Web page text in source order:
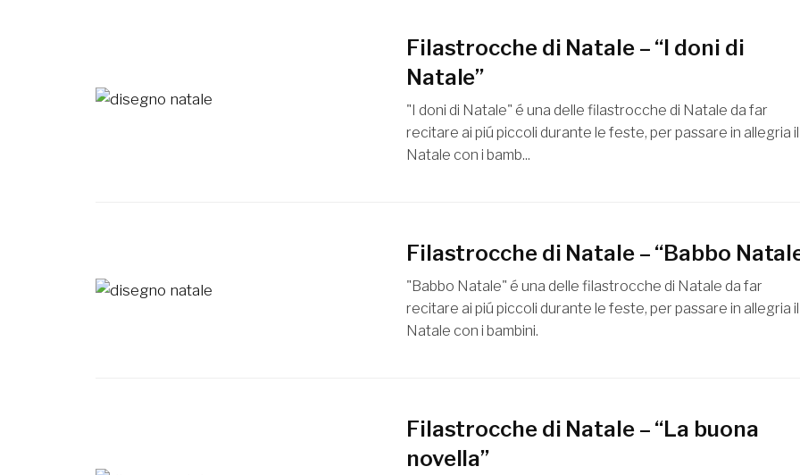
Filastrocche di Natale – “I doni di
Natale”
"I doni di Natale" é una delle filastrocche di Natale da far
recitare ai piú piccoli durante le feste, per passare in allegria il
Natale con i bamb...
Filastrocche di Natale – “Babbo
"Babbo Natale" é una delle filastrocche di Natale da far
recitare ai piú piccoli durante le feste, per passare in allegria il
Natale con i bambini.
Filastrocche di Natale – “La buona
novella”